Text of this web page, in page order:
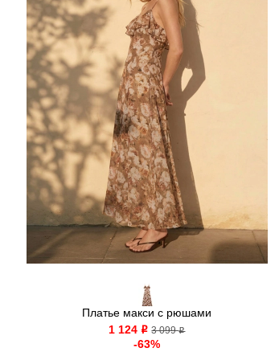
Платье макси с рюшами
1 124 o 3 099o
-63%